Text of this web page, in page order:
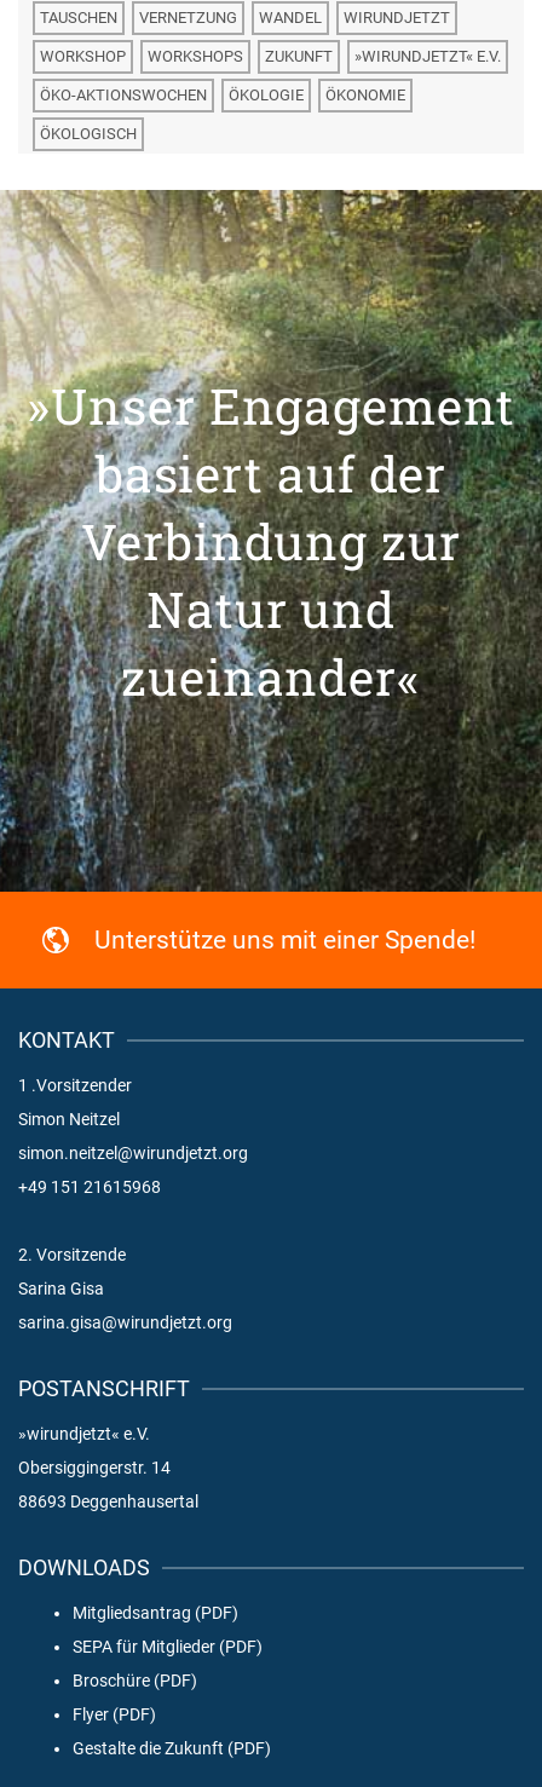
TAUSCHEN VERNETZUNG WANDEL WIRUNDJETZT
WORKSHOP WORKSHOPS ZUKUNFT »WIRUNDJETZT« E.V.
ÖKO-AKTIONSWOCHEN ÖKOLOGIE ÖKONOMIE
ÖKOLOGISCH
»Unser Engagement
basiert auf der
Verbindung zur
Natur und
zueinander«
Unterstütze uns mit einer Spende!
KONTAKT
1 .Vorsitzender
Simon Neitzel
simon.neitzel@wirundjetzt.org
+49 151 21615968
2. Vorsitzende
Sarina Gisa
sarina.gisa@wirundjetzt.org
POSTANSCHRIFT
»wirundjetzt« e.V.
Obersiggingerstr. 14
88693 Deggenhausertal
DOWNLOADS
Mitgliedsantrag (PDF)
SEPA für Mitglieder (PDF)
Broschüre (PDF)
Flyer (PDF)
Gestalte die Zukunft (PDF)